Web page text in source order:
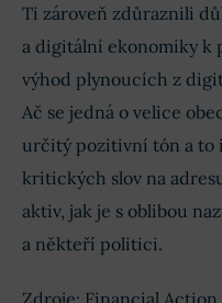
Ti zároveň zdůraznili
a digitální ekonomiky k
výhod plynoucích z
Ač se jedná o velice
určitý pozitivní tón a to
kritických slov na
aktiv, jak je s oblibou
a někteří politici.
Zdroje: Financial Action